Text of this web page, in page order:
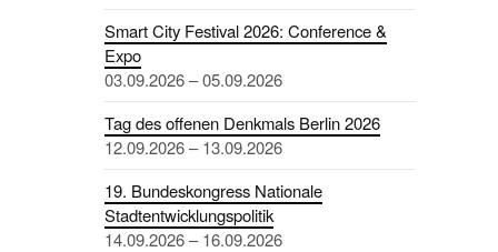
Smart City Festival 2026: Conference &
Expo
03.09.2026 – 05.09.2026
Tag des offenen Denkmals Berlin 2026
12.09.2026 – 13.09.2026
19. Bundeskongress Nationale
Stadtentwicklungspolitik
14.09.2026 – 16.09.2026